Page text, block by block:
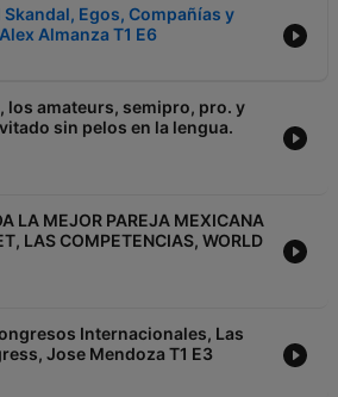
Egos, Compañías y
Almanza T1 E6
los amateurs, semipro, pro. y
sin pelos en la lengua.
LA MEJOR PAREJA MEXICANA
LAS COMPETENCIAS, WORLD
Internacionales, Las
Jose Mendoza T1 E3